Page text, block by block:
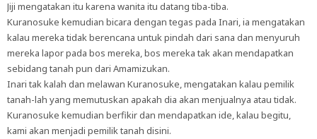
Jiji mengatakan itu karena wanita itu datang tiba-tiba.
Kuranosuke kemudian bicara dengan tegas pada Inari, ia mengatakan
kalau mereka tidak berencana untuk pindah dari sana dan menyuruh
mereka lapor pada bos mereka, bos mereka tak akan mendapatkan
sebidang tanah pun dari Amamizukan.
Inari tak kalah dan melawan Kuranosuke, mengatakan kalau pemilik
tanah-lah yang memutuskan apakah dia akan menjualnya atau tidak.
Kuranosuke kemudian berfikir dan mendapatkan ide, kalau begitu,
kami akan menjadi pemilik tanah disini.